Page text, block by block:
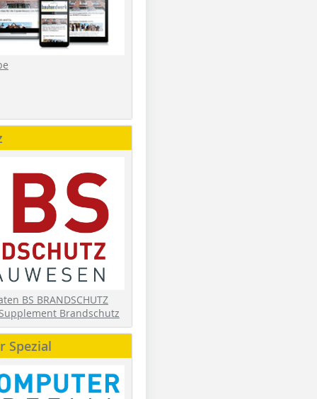
BS BRANDSCHUTZ
Brandschutz
Spezial